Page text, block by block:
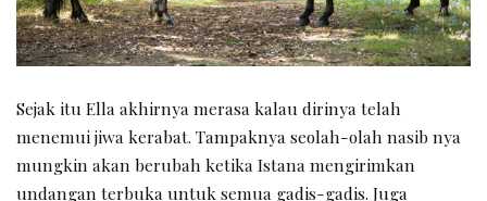
Sejak itu Ella akhirnya merasa kalau dirinya telah
menemui jiwa kerabat. Tampaknya seolah-olah nasib nya
mungkin akan berubah ketika Istana mengirimkan
undangan terbuka untuk semua gadis-gadis. Juga